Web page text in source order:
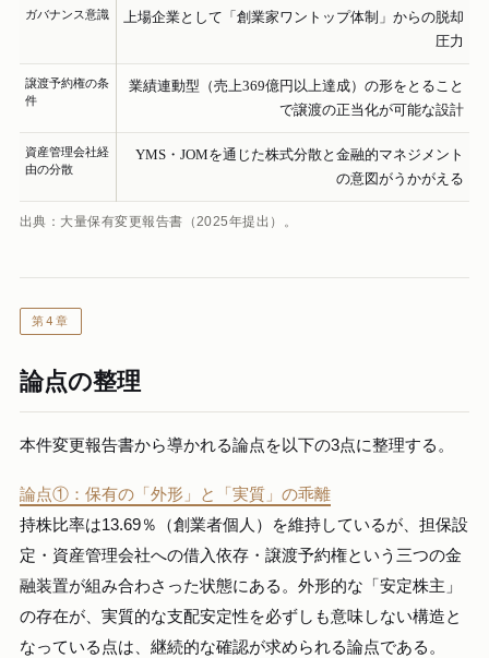
ガバナンス意識
上場企業として「創業家ワントップ体制」からの脱却
圧力
譲渡予約権の条
件
業績連動型（売上369億円以上達成）の形をとること
で譲渡の正当化が可能な設計
資産管理会社経
由の分散
YMS・JOMを通じた株式分散と金融的マネジメント
の意図がうかがえる
出典：大量保有変更報告書（2025年提出）。
第4章
論点の整理
本件変更報告書から導かれる論点を以下の3点に整理する。
論点①：保有の「外形」と「実質」の乖離
持株比率は13.69％（創業者個人）を維持しているが、担保設
定・資産管理会社への借入依存・譲渡予約権という三つの金
融装置が組み合わさった状態にある。外形的な「安定株主」
の存在が、実質的な支配安定性を必ずしも意味しない構造と
なっている点は、継続的な確認が求められる論点である。